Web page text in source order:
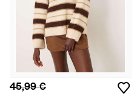
45,99 €